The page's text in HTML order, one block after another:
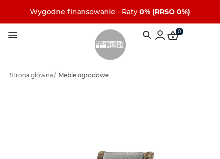
Wygodne finansowanie - Raty 0% (RRSO 0%)
0
Strona główna / Meble ogrodowe